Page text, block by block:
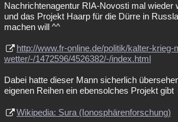
Nachrichtenagentur RIA-Novosti mal wieder
und das Projekt Haarp für die Dürre in
machen will ^^
http://www.fr-online.de/politik/kalter-krieg-
wetter/-/1472596/4526382/-/index.html
Dabei hatte dieser Mann sicherlich
eigenen Reihen ein ebensolches Projekt gibt
Wikipedia: Sura (Ionosphärenforschung)